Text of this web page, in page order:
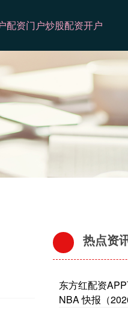
配资门户炒股配资开户
热点资
东方红配资
NBA 快报（